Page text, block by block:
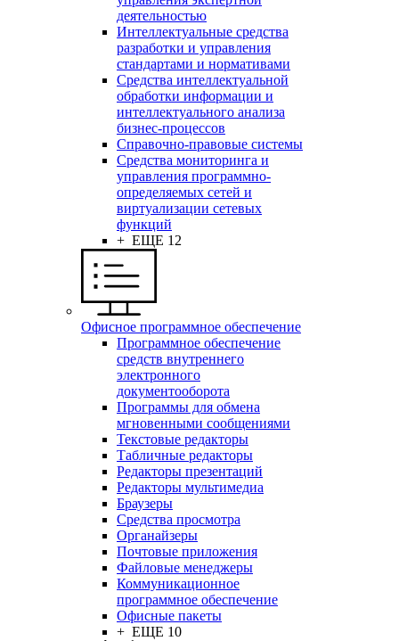
деятельностью
Интеллектуальные средства
разработки и управления
стандартами и нормативами
Средства интеллектуальной
обработки информации и
интеллектуального анализа
бизнес-процессов
Справочно-правовые системы
Средства мониторинга и
управления программно-
определяемых сетей и
виртуализации сетевых
функций
+ ЕЩЕ 12
Офисное программное обеспечение
Программное обеспечение
средств внутреннего
электронного
документооборота
Программы для обмена
мгновенными сообщениями
Текстовые редакторы
Табличные редакторы
Редакторы презентаций
Редакторы мультимедиа
Браузеры
Средства просмотра
Органайзеры
Почтовые приложения
Файловые менеджеры
Коммуникационное
программное обеспечение
Офисные пакеты
+ ЕЩЕ 10